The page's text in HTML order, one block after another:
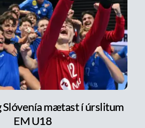
Slóvenía mætast í úrslitum
EM U18